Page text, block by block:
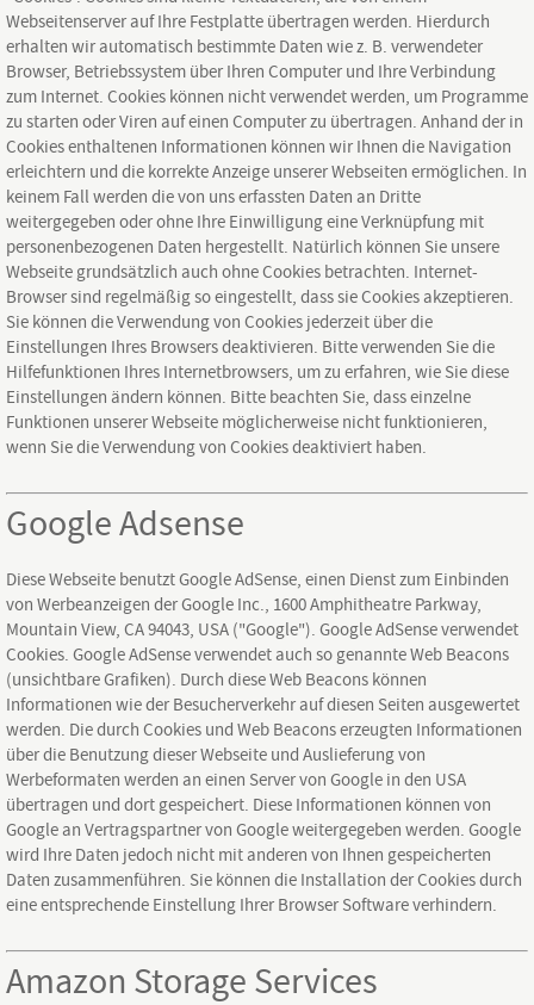
Webseitenserver auf Ihre Festplatte übertragen werden. Hierdurch
erhalten wir automatisch bestimmte Daten wie z. B. verwendeter
Browser, Betriebssystem über Ihren Computer und Ihre Verbindung
zum Internet. Cookies können nicht verwendet werden, um Programme
zu starten oder Viren auf einen Computer zu übertragen. Anhand der in
Cookies enthaltenen Informationen können wir Ihnen die Navigation
erleichtern und die korrekte Anzeige unserer Webseiten ermöglichen. In
keinem Fall werden die von uns erfassten Daten an Dritte
weitergegeben oder ohne Ihre Einwilligung eine Verknüpfung mit
personenbezogenen Daten hergestellt. Natürlich können Sie unsere
Webseite grundsätzlich auch ohne Cookies betrachten. Internet-
Browser sind regelmäßig so eingestellt, dass sie Cookies akzeptieren.
Sie können die Verwendung von Cookies jederzeit über die
Einstellungen Ihres Browsers deaktivieren. Bitte verwenden Sie die
Hilfefunktionen Ihres Internetbrowsers, um zu erfahren, wie Sie diese
Einstellungen ändern können. Bitte beachten Sie, dass einzelne
Funktionen unserer Webseite möglicherweise nicht funktionieren,
wenn Sie die Verwendung von Cookies deaktiviert haben.
Google Adsense
Diese Webseite benutzt Google AdSense, einen Dienst zum Einbinden
von Werbeanzeigen der Google Inc., 1600 Amphitheatre Parkway,
Mountain View, CA 94043, USA ("Google"). Google AdSense verwendet
Cookies. Google AdSense verwendet auch so genannte Web Beacons
(unsichtbare Grafiken). Durch diese Web Beacons können
Informationen wie der Besucherverkehr auf diesen Seiten ausgewertet
werden. Die durch Cookies und Web Beacons erzeugten Informationen
über die Benutzung dieser Webseite und Auslieferung von
Werbeformaten werden an einen Server von Google in den USA
übertragen und dort gespeichert. Diese Informationen können von
Google an Vertragspartner von Google weitergegeben werden. Google
wird Ihre Daten jedoch nicht mit anderen von Ihnen gespeicherten
Daten zusammenführen. Sie können die Installation der Cookies durch
eine entsprechende Einstellung Ihrer Browser Software verhindern.
Amazon Storage Services